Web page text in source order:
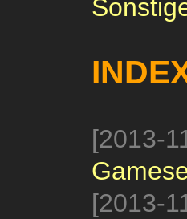
[2013-
[2013-